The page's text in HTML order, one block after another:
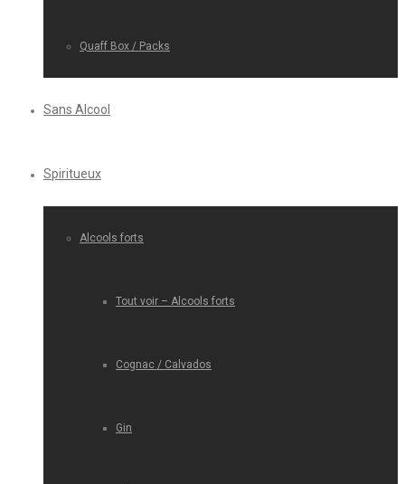
Quaff Box / Packs
Sans Alcool
Spiritueux
Alcools forts
Tout voir – Alcools forts
Cognac / Calvados
Gin